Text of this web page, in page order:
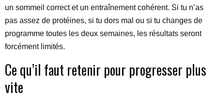
un sommeil correct et un entraînement cohérent. Si tu n’as
pas assez de protéines, si tu dors mal ou si tu changes de
programme toutes les deux semaines, les résultats seront
forcément limités.
Ce qu’il faut retenir pour progresser plus
vite